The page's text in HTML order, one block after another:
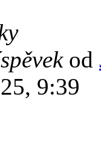
od
9:39